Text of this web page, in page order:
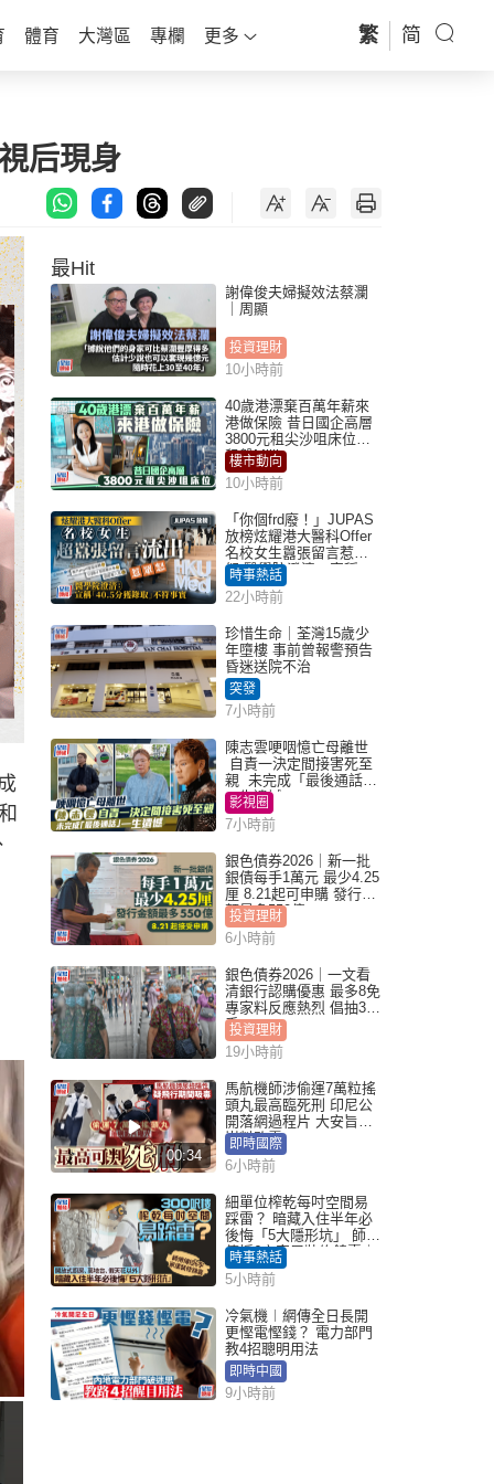
體育 大灣區 專欄 更多 繁 简
后現身
最Hit
謝偉俊夫婦擬效法蔡瀾
｜周顯
投資理財
10小時前
40歲港漂棄百萬年薪來
港做保險 昔日國企高層
3800元租尖沙咀床位｜
租盤Million
樓市動向
10小時前
「你個frd廢！」JUPAS
放榜炫耀港大醫科Offer
名校女生囂張留言惹眾
怒 醫學院澄清：宣稱
「40.5分獲錄取」不符事
實｜Juicy叮
時事熱話
22小時前
珍惜生命｜荃灣15歲少
年墮樓 事前曾報警預告
昏迷送院不治
突發
7小時前
陳志雲哽咽憶亡母離世
自責一決定間接害死至
親 未完成「最後通話」
一生遺憾
影視圈
7小時前
銀色債券2026｜新一批
銀債每手1萬元 最少4.25
厘 8.21起可申購 發行金
額最多550億
投資理財
6小時前
銀色債券2026｜一文看
清銀行認購優惠 最多8免
專家料反應熱烈 倡抽30
手
投資理財
19小時前
00:34
馬航機師涉偷運7萬粒搖
頭丸最高臨死刑 印尼公
開落網過程片 大安旨意
豈料敗露
即時國際
6小時前
細單位榨乾每吋空間易
踩雷？ 暗藏入住半年必
後悔「5大隱形坑」 師傅
傳授6字家居裝修錦囊｜
Juicy叮
時事熱話
5小時前
冷氣機︱網傳全日長開
更慳電慳錢？ 電力部門
教4招聰明用法
即時中國
9小時前